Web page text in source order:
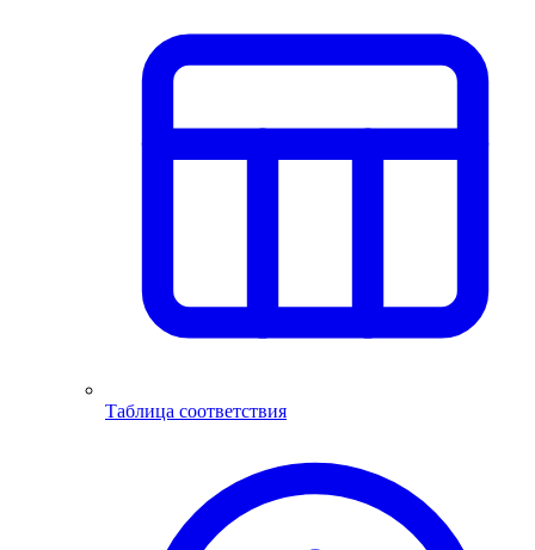
Таблица соответствия